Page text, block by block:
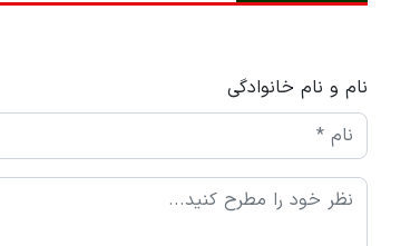
نام و نام خانوادگی